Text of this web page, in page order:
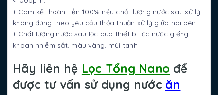
+ Cam kết hoàn tiền 100% nếu chất lượng nước sau xử lý
không đúng theo yêu cầu thỏa thuận xử lý giữa hai bên.
+ Chất lượng nước sau lọc qua thiết bị lọc nước giếng
khoan nhiễm sắt, màu vàng, mùi tanh
Hãy liên hệ Lọc Tổng Nano để
được tư vấn sử dụng nước ăn